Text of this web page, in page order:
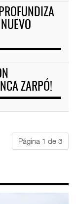
ZARPÓ!
Página 1 de 3